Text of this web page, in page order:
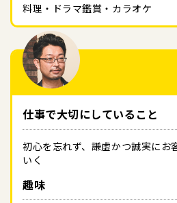
料理・ドラマ鑑賞・カラオケ
仕事で大切にしていること
初心を忘れず、謙虚かつ誠実にお
いく
趣味